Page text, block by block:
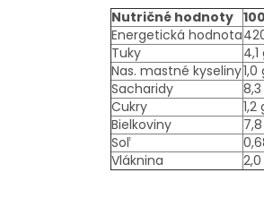
Nutričné hodnoty
Energetická hodnota
Tuky
4,1
Nas. mastné kyseliny1,0
Sacharidy
Cukry
1,2
Bielkoviny
Soľ
Vláknina